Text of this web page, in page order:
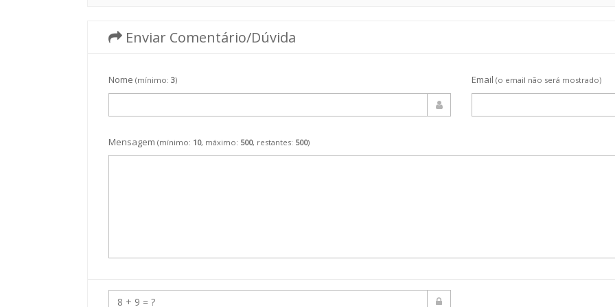
Enviar Comentário/Dúvida
Nome (mínimo: 3) Email (o email não será mostrado)
Mensagem (mínimo: 10, máximo: 500, restantes: 500)